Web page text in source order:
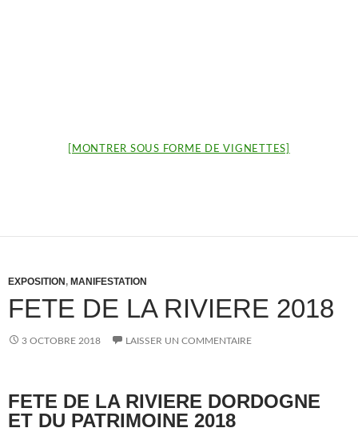
[MONTRER SOUS FORME DE VIGNETTES]
EXPOSITION , MANIFESTATION
FETE DE LA RIVIERE 2018
3 OCTOBRE 2018 LAISSER UN COMMENTAIRE
FETE DE LA RIVIERE DORDOGNE
ET DU PATRIMOINE 2018